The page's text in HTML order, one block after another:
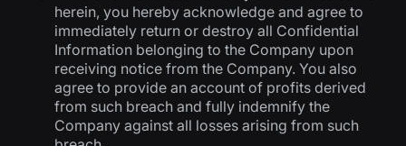
herein, you hereby acknowledge and agree to
immediately return or destroy all Confidential
Information belonging to the Company upon
receiving notice from the Company. You also
agree to provide an account of profits derived
from such breach and fully indemnify the
Company against all losses arising from such